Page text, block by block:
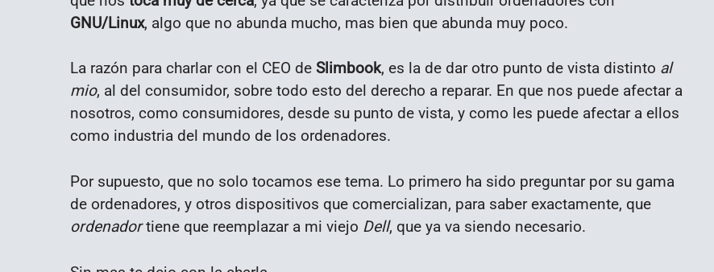
GNU/Linux, algo que no abunda mucho, mas bien que abunda muy poco.
La razón para charlar con el CEO de Slimbook, es la de dar otro punto de vista distinto al
mio, al del consumidor, sobre todo esto del derecho a reparar. En que nos puede afectar a
nosotros, como consumidores, desde su punto de vista, y como les puede afectar a ellos
como industria del mundo de los ordenadores.
Por supuesto, que no solo tocamos ese tema. Lo primero ha sido preguntar por su gama
de ordenadores, y otros dispositivos que comercializan, para saber exactamente, que
ordenadortiene que reemplazar a mi viejo Dell, que ya va siendo necesario.